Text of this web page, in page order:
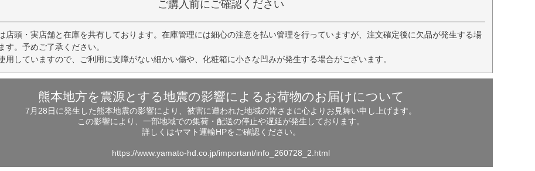
ご購入前にご確認ください
店頭・実店舗と在庫を共有しております。在庫管理には細心の注意を払い管理を行っていますが、注文確定後に欠品が発生する場
す。予めご了承ください。
用していますので、ご利用に支障がない細かい傷や、化粧箱に小さな凹みが発生する場合がございます。
熊本地方を震源とする地震の影響によるお荷物のお届けについて
7月28日に発生した熊本地震の影響により、被害に遭われた地域の皆さまに心よりお見舞い申し上げます。
この影響により、一部地域での集荷・配送の停止や遅延が発生しております。
詳しくはヤマト運輸HPをご確認ください。
https://www.yamato-hd.co.jp/important/info_260728_2.html